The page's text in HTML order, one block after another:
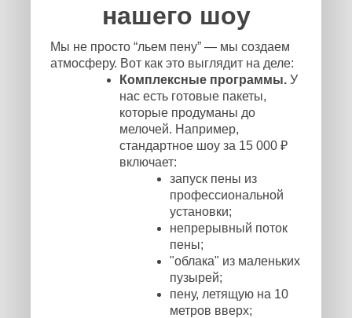
нашего шоу
Мы не просто “льем пену” — мы создаем
атмосферу. Вот как это выглядит на деле:
Комплексные программы. У
нас есть готовые пакеты,
которые продуманы до
мелочей. Например,
стандартное шоу за 15 000 ₽
включает:
запуск пены из
профессиональной
установки;
непрерывный поток
пены;
"облака" из маленьких
пузырей;
пену, летящую на 10
метров вверх;